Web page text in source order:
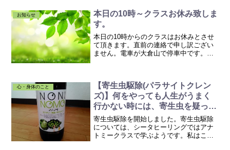
お知らせ
本日の10時～クラスお休み致しま
す。
本日の10時からのクラスはお休みとさせ
て頂きます。直前の連絡で申し訳ござい
ません。電車が大倉山で停車中です。宜
心・身体のこと
【寄生虫駆除(パラサイトクレン
ズ)】何をやっても人生がうまく
行かない時には、寄生虫を疑って
みる。
寄生虫駆除を開始しました。寄生虫駆除
については、シータヒーリングではアナ
トミークラスで学ぶようです。私はこれ